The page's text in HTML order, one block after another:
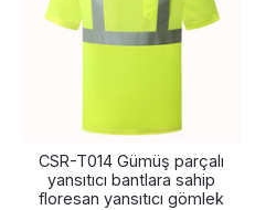
CSR-T014 Gümüş parçalı
yansıtıcı bantlara sahip
floresan yansıtıcı gömlek